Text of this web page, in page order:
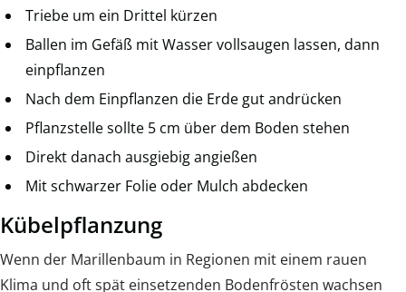
Triebe um ein Drittel kürzen
Ballen im Gefäß mit Wasser vollsaugen lassen, dann
einpflanzen
Nach dem Einpflanzen die Erde gut andrücken
Pflanzstelle sollte 5 cm über dem Boden stehen
Direkt danach ausgiebig angießen
Mit schwarzer Folie oder Mulch abdecken
Kübelpflanzung
Wenn der Marillenbaum in Regionen mit einem rauen
Klima und oft spät einsetzenden Bodenfrösten wachsen